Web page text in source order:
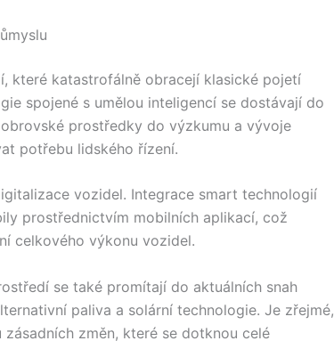
které katastrofálně obracejí klasické pojetí
spojené s umělou inteligencí se dostávají do
prostředky do výzkumu a vývoje
potřebu lidského řízení.
vozidel. Integrace smart technologií
prostřednictvím mobilních aplikací, což
celkového výkonu vozidel.
se také promítají do aktuálních snah
paliva a solární technologie. Je zřejmé,
změn, které se dotknou celé